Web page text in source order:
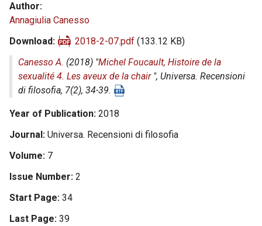
Author
Annagiulia Canesso
Download
2018-2-07.pdf (133.12 KB)
Canesso A. (2018) "Michel Foucault, Histoire de la
sexualité 4. Les aveux de la chair", Universa. Recensioni
di filosofia, 7(2), 34-39.
Year of Publication 2018
Journal Universa. Recensioni di filosofia
Volume 7
Issue Number 2
Start Page 34
Last Page 39